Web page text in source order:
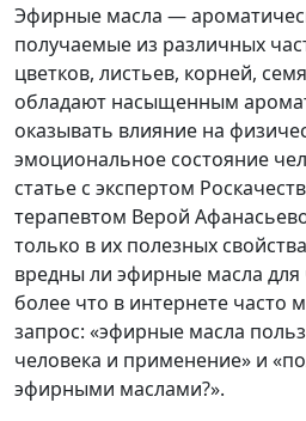
Эфирные масла —
получаемые из различных
цветков, листьев, корней,
обладают насыщенным
оказывать влияние на
эмоциональное состояние
статье с экспертом
терапевтом Верой
только в их полезных
вредны ли эфирные масла для
более что в интернете часто
запрос: «эфирные масла
человека и применение» и
эфирными маслами?».